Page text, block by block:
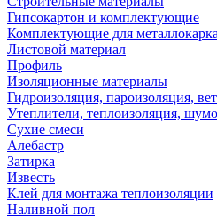
Гипсокартон и комплектующие
Комплектующие для
Листовой материал
Профиль
Изоляционные материалы
Гидроизоляция, пароизоляция,
Утеплители, теплоизоляция,
Сухие смеси
Алебастр
Затирка
Известь
Клей для монтажа теплоизоляции
Наливной пол